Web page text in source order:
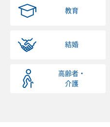
教育
結婚
高齢者・
介護